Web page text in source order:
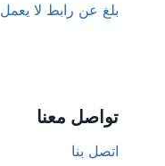
بلغ عن رابط لا يعمل
تواصل معنا
اتصل بنا